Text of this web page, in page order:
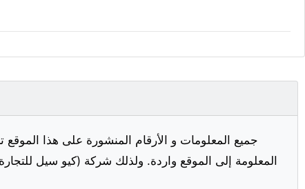
جميع المعلومات و الأرقام المنشورة على هذا
المعلومة إلى الموقع واردة. ولذلك شركة (كيو سيل